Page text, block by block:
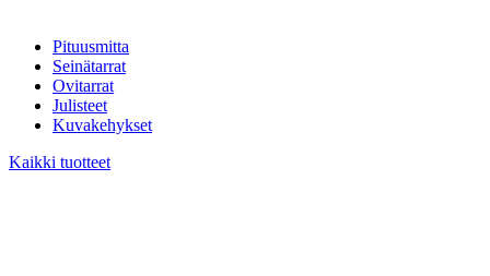
Pituusmitta
Seinätarrat
Ovitarrat
Julisteet
Kuvakehykset
Kaikki tuotteet